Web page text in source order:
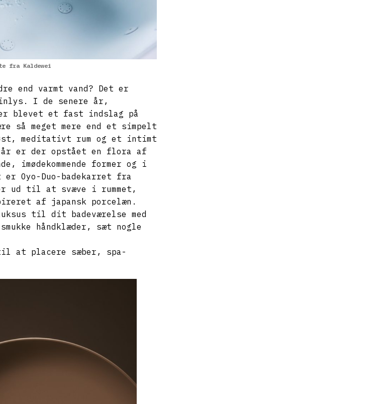
fra Kaldewei
end varmt vand? Det er
I de senere år,
blevet et fast indslag på
så meget mere end et simpelt
meditativt rum og et intimt
er der opstået en flora af
imødekommende former og i
er Oyo-Duo-badekarret fra
ud til at svæve i rummet,
af japansk porcelæn.
til dit badeværelse med
håndklæder, sæt nogle
at placere sæber, spa-